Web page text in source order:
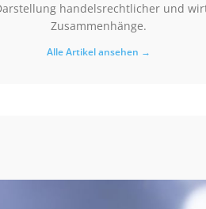
handelsrechtlicher und
Zusammenhänge.
Alle Artikel ansehen →